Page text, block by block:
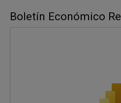
Boletín Económico